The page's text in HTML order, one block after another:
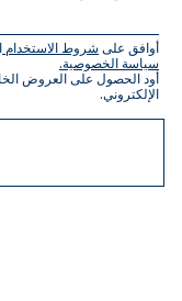
أوافق على شروط الاستخدام
سياسة الخصوصية.
الإلكتروني.